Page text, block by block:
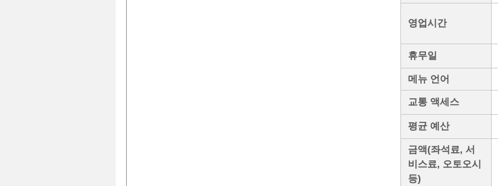
영업시간
휴무일
메뉴 언어
교통 액세스
평균 예산
금액(좌석료, 서
비스료, 오토오시
등)